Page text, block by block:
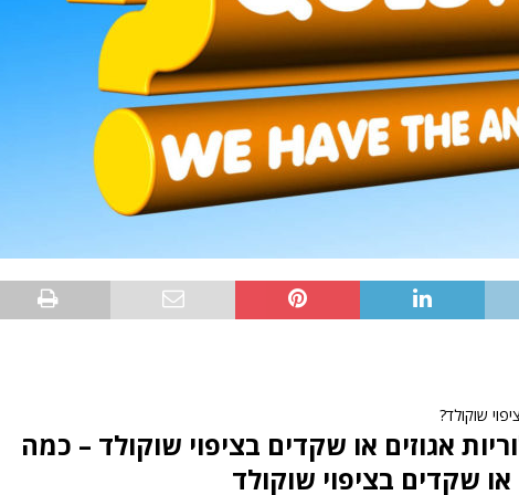
שוקולד?
אגוזים או שקדים בציפוי שוקולד – כמה
או שקדים בציפוי שוקולד